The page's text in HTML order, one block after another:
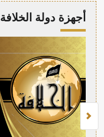
أجهزة دولة الخلافة